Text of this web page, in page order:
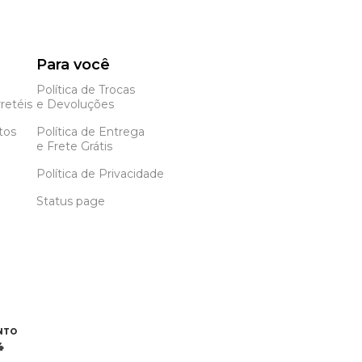
Para você
Política de Trocas
e Devoluções
Política de Entrega
e Frete Grátis
Política de Privacidade
Status page